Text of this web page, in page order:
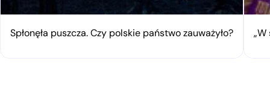
Spłonęła puszcza. Czy polskie państwo zauważyło?